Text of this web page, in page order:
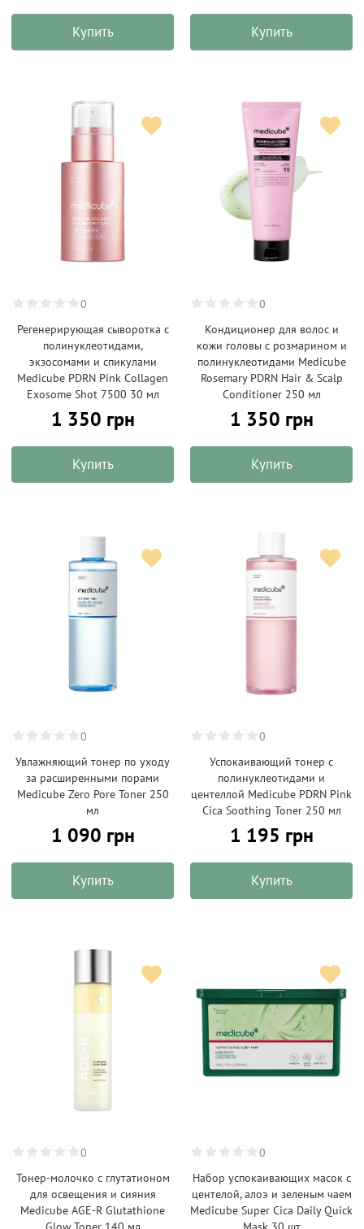
Купить Купить
0
Регенерирующая сыворотка с
полинуклеотидами,
экзосомами и спикулами
Medicube PDRN Pink Collagen
Exosome Shot 7500 30 мл
1 350 грн
Купить
0
Кондиционер для волос и
кожи головы с розмарином и
полинуклеотидами Medicube
Rosemary PDRN Hair & Scalp
Conditioner 250 мл
1 350 грн
Купить
0
Увлажняющий тонер по уходу
за расширенными порами
Medicube Zero Pore Toner 250
мл
1 090 грн
Купить
0
Успокаивающий тонер с
полинуклеотидами и
центеллой Medicube PDRN Pink
Cica Soothing Toner 250 мл
1 195 грн
Купить
0
Тонер-молочко с глутатионом
для освещения и сияния
Medicube AGE-R Glutathione
0
Набор успокаивающих масок с
центелой, алоэ и зеленым чаем
Medicube Super Cica Daily Quick